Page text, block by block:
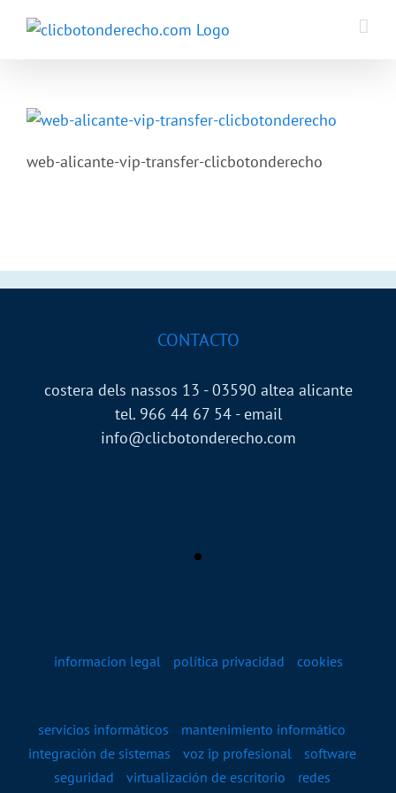
web-alicante-vip-transfer-clicbotonderecho
CONTACTO
costera dels nassos 13 - 03590 altea alicante
tel. 966 44 67 54 - email
info@clicbotonderecho.com
informacion legal política privacidad cookies
servicios informáticos
mantenimiento informático
integración de sistemas
voz ip profesional
software
seguridad
virtualización de escritorio
redes